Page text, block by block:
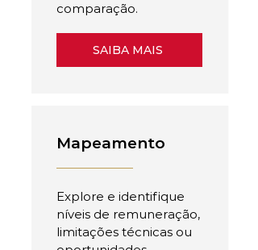
comparação.
SAIBA MAIS
Mapeamento
Explore e identifique
níveis de remuneração,
limitações técnicas ou